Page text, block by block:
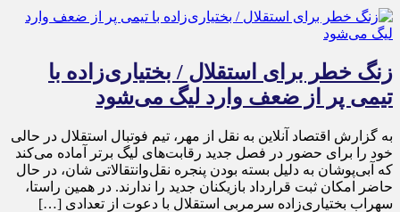
زنگ خطر برای استقلال / بختیاری‌زاده با
تیمی پر از ضعف وارد لیگ می‌شود
به گزارش اقتصاد آنلاین به نقل از مهر، تیم فوتبال استقلال در حالی
خود را برای حضور در فصل جدید رقابت‌های لیگ برتر آماده می‌کند
که آبی‌پوشان به دلیل بسته بودن پنجره نقل‌وانتقالاتی شان، در حال
حاضر امکان ثبت قرارداد بازیکنان جدید را ندارند. در همین راستا،
سهراب بختیاری‌زاده سرمربی استقلال با دعوت از تعدادی […]